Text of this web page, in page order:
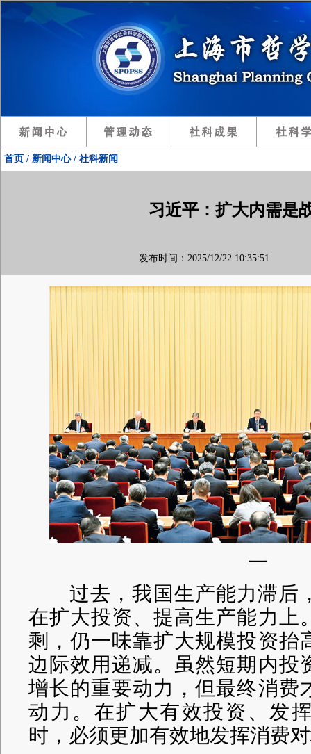
首页 / 新闻中心 / 社科新闻
习近平：扩大内需是
发布时间：2025/12/22 10:35:51
一
过去，我国生产能力滞后
在扩大投资、提高生产能力上
剩，仍一味靠扩大规模投资抬
边际效用递减。虽然短期内投
增长的重要动力，但最终消费
动力。在扩大有效投资、发
时，必须更加有效地发挥消费